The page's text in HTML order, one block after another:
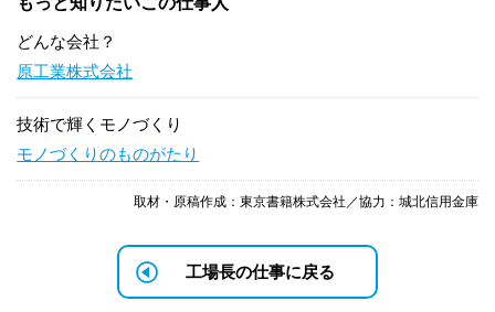
どんな会社？
原工業株式会社
技術で輝くモノづくり
モノづくりのものがたり
取材・原稿作成：東京書籍株式会社／協力：城北信用金庫
工場長の仕事に戻る